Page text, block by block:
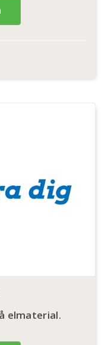
elmaterial.